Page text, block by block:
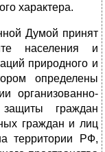
характера.
Думой принят
населения и
природного и
определены
организованно-
граждан
граждан и лиц
территории РФ,